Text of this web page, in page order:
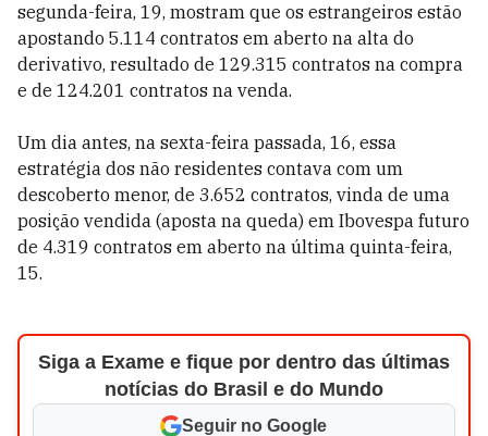
segunda-feira, 19, mostram que os estrangeiros estão
apostando 5.114 contratos em aberto na alta do
derivativo, resultado de 129.315 contratos na compra
e de 124.201 contratos na venda.
Um dia antes, na sexta-feira passada, 16, essa
estratégia dos não residentes contava com um
descoberto menor, de 3.652 contratos, vinda de uma
posição vendida (aposta na queda) em Ibovespa futuro
de 4.319 contratos em aberto na última quinta-feira,
15.
Siga a Exame e fique por dentro das últimas
notícias do Brasil e do Mundo
Seguir no Google